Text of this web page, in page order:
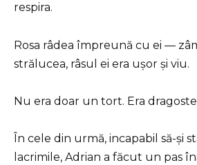
respira.
Rosa râdea împreună cu ei —
strălucea, râsul ei era ușor și viu.
Nu era doar un tort. Era
În cele din urmă, incapabil să-și
lacrimile, Adrian a făcut un pas